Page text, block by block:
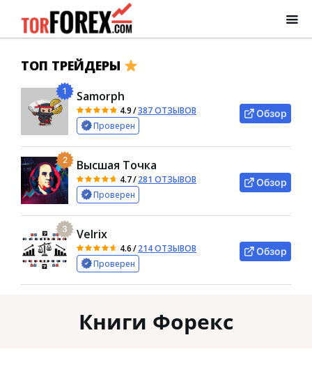
ТОП ТРЕЙДЕРЫ
1 Samorph
4.9/387 ОТЗЫВОВ
Проверен
Обзор
2 Высшая Точка
4.7/281 ОТЗЫВОВ
Проверен
Обзор
3 Velrix
4.6/214 ОТЗЫВОВ
Проверен
Обзор
Книги Форекс